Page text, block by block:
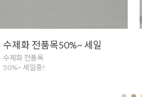
핸드메이드 구두
천연 소가죽으로 만드는
핸드메이드 구두